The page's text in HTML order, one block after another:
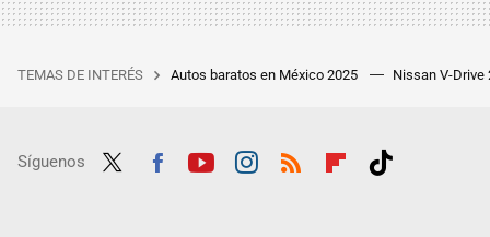
TEMAS DE INTERÉS Autos baratos en México 2025 Nissan V-Drive
Síguenos